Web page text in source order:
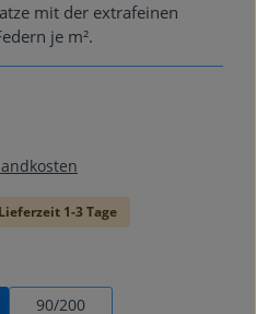
mit der extrafeinen
je m².
1-3 Tage
90/200